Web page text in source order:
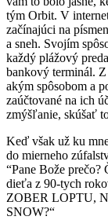
tým Orbit. V
začínajúci na
a sneh. Svojím
každý plážový
bankový terminál.
akým spôsobom a
zaúčtované na ich
zmýšľanie, skúšať
Keď však už ku
do mierneho
“Pane Bože prečo?
dieťa z 90-tych
ZOBER LOPTU,
SNOW?“